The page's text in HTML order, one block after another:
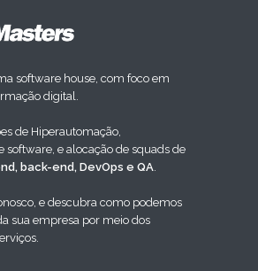
software house, com foco em
digital.
de Hiperautomação,
software, e alocação de squads de
back-end, DevOps e QA
e descubra como podemos
sua empresa por meio dos